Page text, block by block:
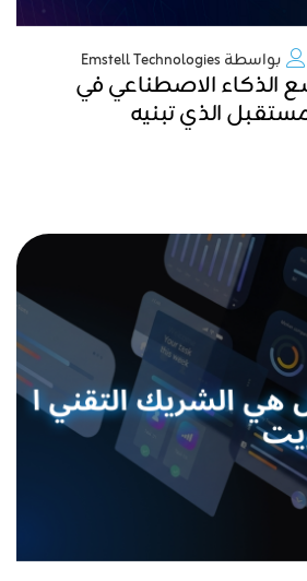
بواسطةEmstell Technologies
الذكاء الاصطناعي في
الذي تبنيه